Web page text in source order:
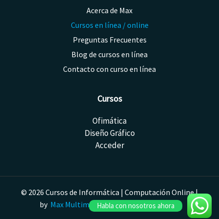
Acerca de Max
Cursos en línea / online
Preguntas Frecuentes
Blog de cursos en línea
Contacto con curso en línea
Cursos
Ofimática
Diseño Gráfico
Acceder
© 2026 Cursos de Informática | Computación Online |
by Max Multimedia| Montevideo, Uruguay.
Habla con nosotros ahora